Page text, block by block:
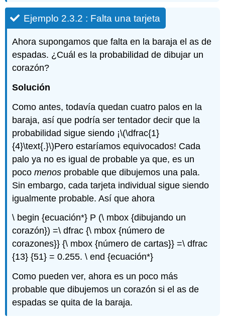
Ejemplo 2.3.2 : Falta una tarjeta
Ahora supongamos que falta en la baraja el as de
espadas. ¿Cuál es la probabilidad de dibujar un
corazón?
Solución
Como antes, todavía quedan cuatro palos en la
baraja, así que podría ser tentador decir que la
probabilidad sigue siendo ¡\(\dfrac{1}
{4}\text{.}\)Pero estaríamos equivocados! Cada
palo ya no es igual de probable ya que, es un
pocomenos probable que dibujemos una pala.
Sin embargo, cada tarjeta individual sigue siendo
igualmente probable. Así que ahora
\ begin {ecuación*} P (\ mbox {dibujando un
corazón}) =\ dfrac {\ mbox {número de
corazones}} {\ mbox {número de cartas}} =\ dfrac
{13} {51} = 0.255. \ end {ecuación*}
Como pueden ver, ahora es un poco más
probable que dibujemos un corazón si el as de
espadas se quita de la baraja.